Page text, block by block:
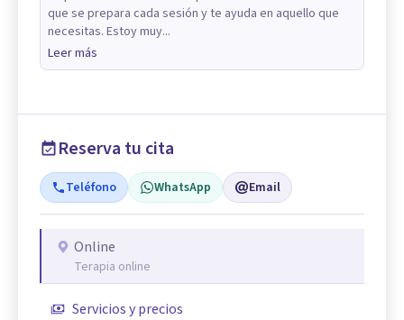
que se prepara cada sesión y te ayuda en aquello que
necesitas. Estoy muy...
Leer más
Reserva tu cita
Teléfono WhatsApp Email
Online
Terapia online
Servicios y precios